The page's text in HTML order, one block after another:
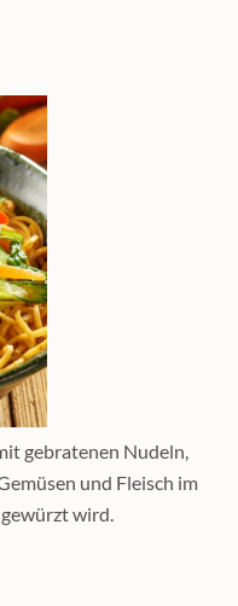
gebratenen Nudeln,
und Fleisch im
wird.